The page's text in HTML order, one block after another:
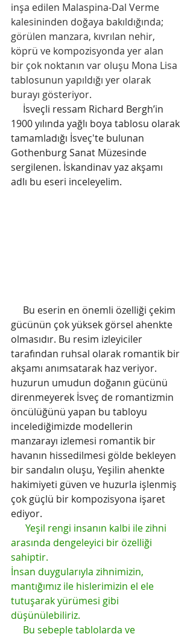
inşa edilen Malaspina-Dal Verme
kalesininden doğaya bakıldığında;
görülen manzara, kıvrılan nehir,
köprü ve kompozisyonda yer alan
bir çok noktanın var oluşu Mona Lisa
tablosunun yapıldığı yer olarak
burayı gösteriyor.
1900 yılında yağlı boya tablosu olarak
tamamladığı İsveç'te bulunan
Gothenburg Sanat Müzesinde
sergilenen. İskandinav yaz akşamı
adlı bu eseri inceleyelim.
gücünün çok yüksek görsel ahenkte
olmasıdır. Bu resim izleyiciler
tarafından ruhsal olarak romantik bir
akşamı anımsatarak haz veriyor.
huzurun umudun doğanın gücünü
direnmeyerek İsveç de romantizmin
öncülüğünü yapan bu tabloyu
incelediğimizde modellerin
manzarayı izlemesi romantik bir
havanın hissedilmesi gölde bekleyen
bir sandalın oluşu, Yeşilin ahenkte
hakimiyeti güven ve huzurla işlenmiş
çok güçlü bir kompozisyona işaret
ediyor.
arasında dengeleyici bir özelliği
sahiptir.
İnsan duygularıyla zihnimizin,
mantığımız ile hislerimizin el ele
tutuşarak yürümesi gibi
düşünülebiliriz.